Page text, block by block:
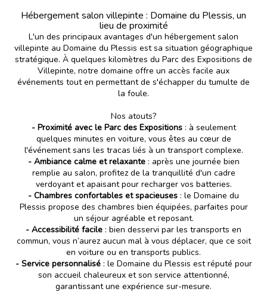
Hébergement salon villepinte : Domaine du Plessis, un
lieu de proximité
L'un des principaux avantages d'un hébergement salon
villepinte au Domaine du Plessis est sa situation géographique
stratégique. À quelques kilomètres du Parc des Expositions de
Villepinte, notre domaine offre un accès facile aux
événements tout en permettant de s'échapper du tumulte de
la foule.
Nos atouts?
- Proximité avec le Parc des Expositions: à seulement
quelques minutes en voiture, vous êtes au cœur de
l'événement sans les tracas liés à un transport complexe.
- Ambiance calme et relaxante: après une journée bien
remplie au salon, profitez de la tranquillité d'un cadre
verdoyant et apaisant pour recharger vos batteries.
- Chambres confortables et spacieuses : le Domaine du
Plessis propose des chambres bien équipées, parfaites pour
un séjour agréable et reposant.
- Accessibilité facile : bien desservi par les transports en
commun, vous n’aurez aucun mal à vous déplacer, que ce soit
en voiture ou en transports publics.
- Service personnalisé: le Domaine du Plessis est réputé pour
son accueil chaleureux et son service attentionné,
garantissant une expérience sur-mesure.